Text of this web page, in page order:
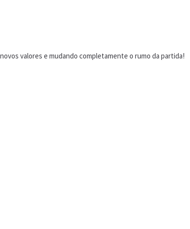
valores e mudando completamente o rumo da partida!